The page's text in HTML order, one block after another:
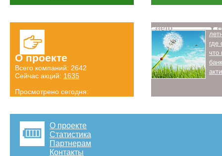
О проекте
Всего компаний: 2642
Сейчас акций: 1635
Просмотрено сегодня:
Лето
где
что
О проекте
Статистика
Партнерам
Контакты